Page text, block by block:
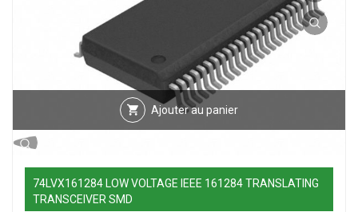
Ajouter au panier
74LVX161284 LOW VOLTAGE IEEE 161284 TRANSLATING
TRANSCEIVER SMD